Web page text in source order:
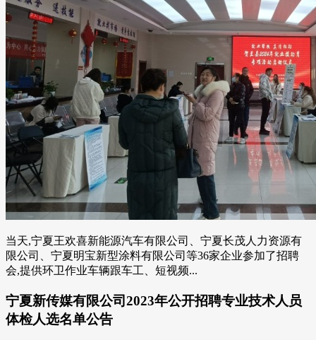
当天,宁夏王欢喜新能源汽车有限公司、宁夏长茂人力资源有
限公司、宁夏明宝新型涂料有限公司等36家企业参加了招聘
会,提供环卫作业车辆跟车工、短视频...
宁夏新传媒有限公司2023年公开招聘专业技术人员
体检人选名单公告